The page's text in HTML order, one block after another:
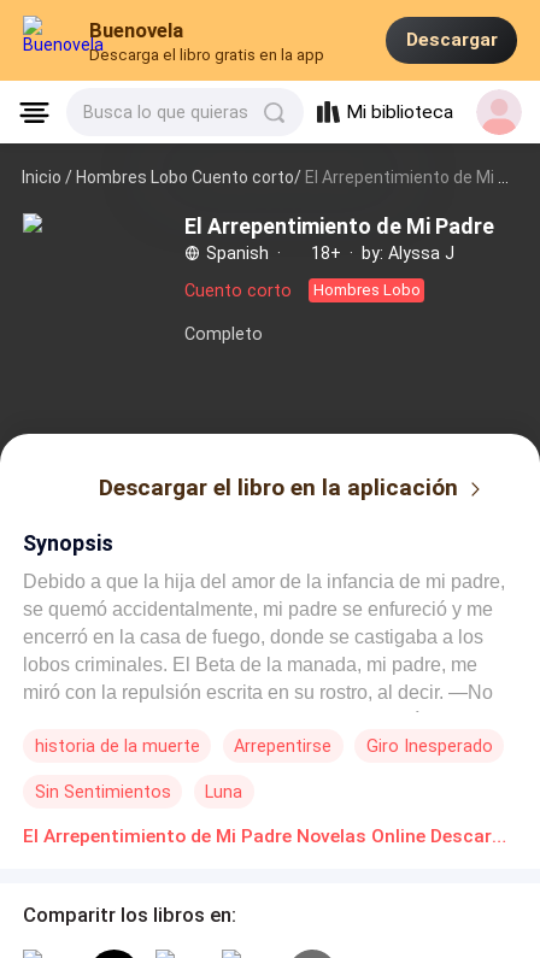
Buenovela
Descarga el libro gratis en la app
Descargar
Busca lo que quieras Mi biblioteca
Inicio /Hombres Lobo Cuento corto/ El Arrepentimiento de Mi Padre
El Arrepentimiento de Mi Padre
Spanish · 18+ ·
by: Alyssa J
Cuento corto
Hombres Lobo
Completo
Descargar el libro en la aplicación
Synopsis
Debido a que la hija del amor de la infancia de mi padre,
se quemó accidentalmente, mi padre se enfureció y me
encerró en la casa de fuego, donde se castigaba a los
lobos criminales. El Beta de la manada, mi padre, me
miró con la repulsión escrita en su rostro, al decir. —No
reflexionas sobre lo que has hecho. Rogué a gritos por
salir, pero todo lo que recibí a cambio, fue una orden
despiadada. —A menos que esté muerta, nadie debe
pidiendo ayuda, nadie podría escucharme. Además, le
historia de la muerte Arrepentirse Giro Inesperado
Sin Sentimientos Luna
El Arrepentimiento de Mi Padre Novelas Online Descarga gratuita de PDF
Comparitr los libros en: